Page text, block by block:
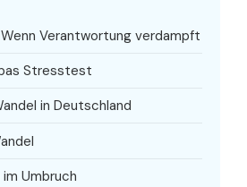
Verantwortung verdampft
Stresstest
in Deutschland
Umbruch